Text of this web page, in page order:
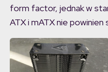
form factor, jednak w
ATX i mATX nie